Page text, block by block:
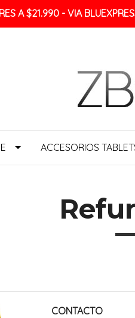
A $21.990 - VIA
ACCESORIOS
CONTACTO